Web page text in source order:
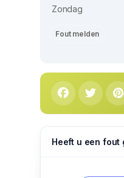
Zondag
Fout melden
Heeft u een fout